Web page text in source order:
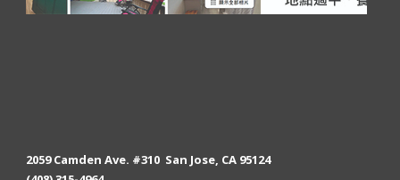
2059 Camden Ave. #310 San Jose, CA 95124